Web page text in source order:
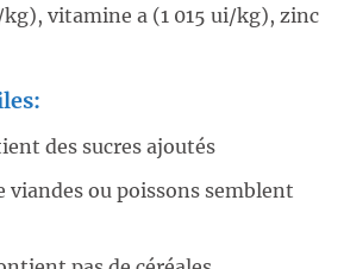
vitamine a (1 015 ui/kg), zinc
des sucres ajoutés
viandes ou poissons semblent